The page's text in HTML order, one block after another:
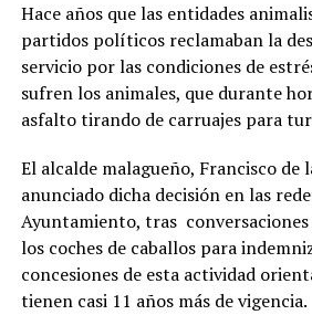
Hace años que las entidades
partidos políticos reclamaban la
servicio por las condiciones de
sufren los animales, que durante
asfalto tirando de carruajes para
El alcalde malagueño, Francisco de
anunciado dicha decisión en las
Ayuntamiento, tras
los coches de caballos para
concesiones de esta actividad
tienen casi 11 años más de vigencia.